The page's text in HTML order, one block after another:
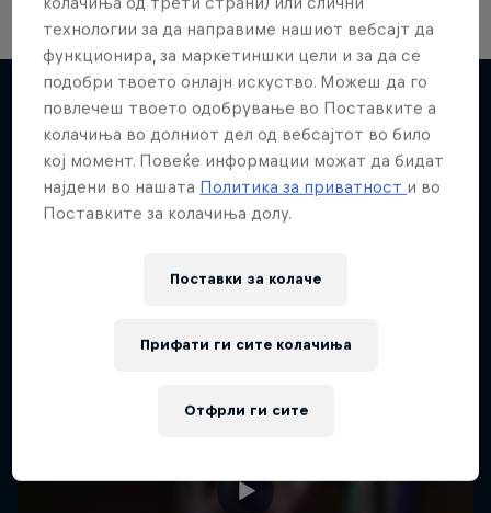
Повеќе слична содржина
технологии за да направиме нашиот вебсајт да
функционира, за маркетиншки цели и за да се
подобри твоето онлајн искуство. Можеш да го
повлечеш твоето одобрување во Поставките а
колачиња во долниот дел од вебсајтот во било
кој момент. Повеќе информации можат да бидат
најдени во нашата Политика за приватност и во
Поставките за колачиња долу.
Поставки за колачe
Отфрли ги сите
Прифати ги сите колачиња